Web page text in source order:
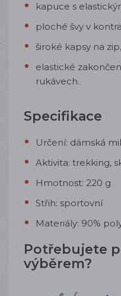
kapuce s
ploché švy v
široké kapsy na zip,
elastické
rukávech.
Specifikace
Určení: dámská
Aktivita: trekking,
Hmotnost: 220 g
Střih: sportovní
Materiály: 90%
Potřebujete
výběrem?